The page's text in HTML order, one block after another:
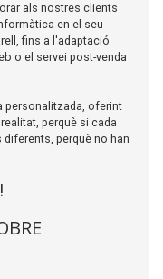
als nostres clients
en el seu
fins a l'adaptació
o el servei post-venda
personalitzada, oferint
perquè si cada
perquè no han